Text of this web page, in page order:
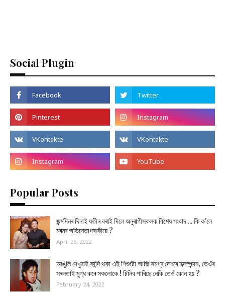
Social Plugin
Popular Posts
জন্মদিনৰ দিনাই যতীন বৰাই দিলে অনুৰাগীসকলক বিশেষ সংবাদ ... কি ক'লে
মৰমৰ অভিনেতাগৰাকীয়ে ?
April 26, 2022
আঙুলি দেখুৱাই কান্দি থকা এই শিশুটো আজি সমগ্ৰ দেশৰে হৃদস্পন্দন, তেওঁৰ
সৰলতাই মুগ্ধ কৰে সকলোকে ! চিনিব পাৰিছে নেকি তেওঁ কোন হয় ?
February 24, 2022